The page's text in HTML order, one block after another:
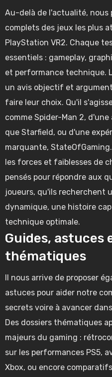
Au-delà de l'actualité, nous
complets des jeux les plus
PlayStation VR2. Chaque
essentiels : gameplay,
et performance technique.
un avis objectif et
faire leur choix. Qu'il
comme Spider-Man 2,
que Starfield, ou d'une
marquante,
les forces et faiblesses de
pensés pour répondre aux
joueurs, qu'ils recherchent
dynamique, une histoire
technique optimale.
Guides, astuces
thématiques
Il nous arrive de proposer
astuces pour aider notre
secrets voire à avancer
Des dossiers thématiques
majeurs du gaming :
sur les performances PS5,
Xbox, ou encore